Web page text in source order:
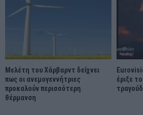
Μελέτη του Χάρβαρντ δείχνει
πως οι ανεμογεννήτριες
προκαλούν περισσότερη
θέρμανση
έριξε